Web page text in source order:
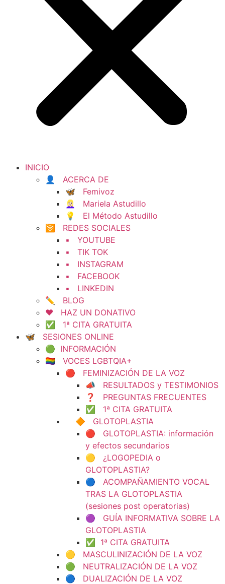
INICIO
👤 ACERCA DE
🦋 Femivoz
👱🏻‍♀️ Mariela Astudillo
💡 El Método Astudillo
🛜 REDES SOCIALES
▪️ YOUTUBE
▪️ TIK TOK
▪️ INSTAGRAM
▪️ FACEBOOK
▪️ LINKEDIN
✏️ BLOG
❤️ HAZ UN DONATIVO
✅ 1ª CITA GRATUITA
🦋 SESIONES ONLINE
🟢 INFORMACIÓN
🏳️‍🌈 VOCES LGBTQIA+
🔴 FEMINIZACIÓN DE LA VOZ
📣 RESULTADOS y TESTIMONIOS
❓ PREGUNTAS FRECUENTES
✅ 1ª CITA GRATUITA
🔶 GLOTOPLASTIA
🔴 GLOTOPLASTIA: información
y efectos secundarios
🟡 ¿LOGOPEDIA o
GLOTOPLASTIA?
🔵 ACOMPAÑAMIENTO VOCAL
TRAS LA GLOTOPLASTIA
(sesiones post operatorias)
🟣 GUÍA INFORMATIVA SOBRE LA
GLOTOPLASTIA
✅ 1ª CITA GRATUITA
🟡 MASCULINIZACIÓN DE LA VOZ
🟢 NEUTRALIZACIÓN DE LA VOZ
🔵 DUALIZACIÓN DE LA VOZ